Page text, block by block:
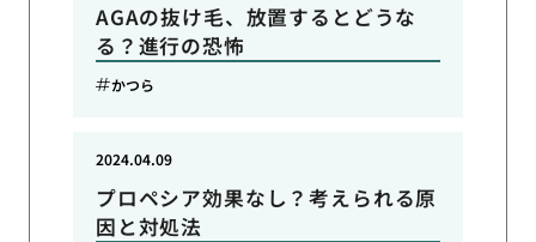
AGAの抜け毛、放置するとどうな
る？進行の恐怖
かつら
プロペシア効果なし？考えられる原
因と対処法
2024.04.09